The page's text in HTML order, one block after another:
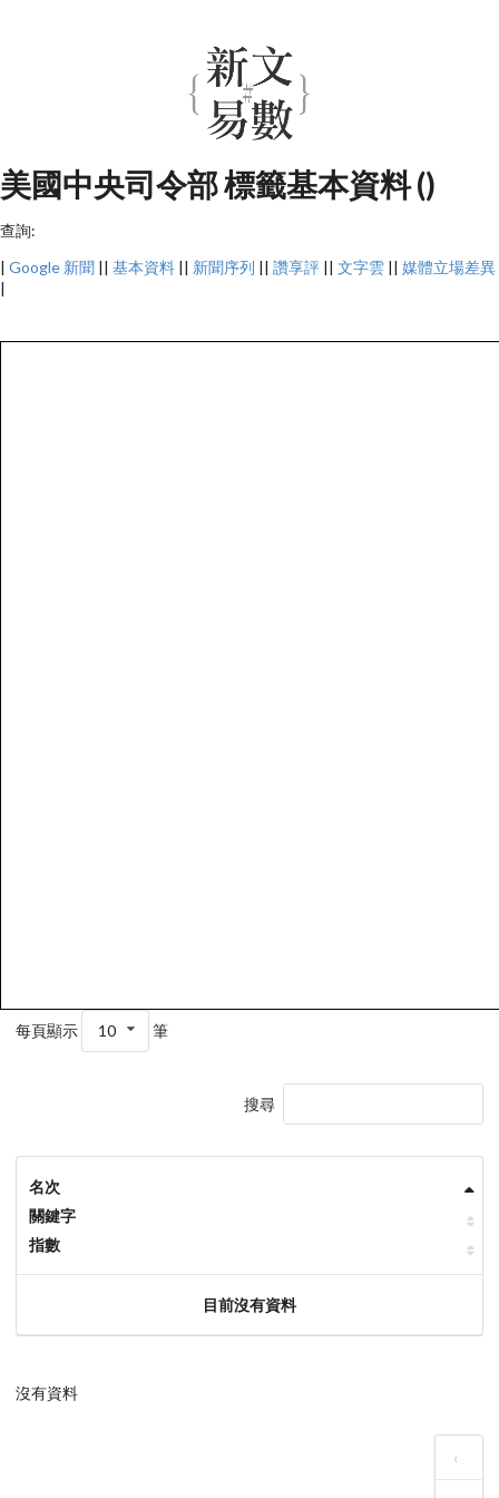
美國中央司令部 標籤基本資料 ()
查詢:
| Google 新聞 || 基本資料 || 新聞序列 || 讚享評 || 文字雲 || 媒體立場差異
|
每頁顯示 10 筆
搜尋
名次
關鍵字
指數
目前沒有資料
沒有資料
‹